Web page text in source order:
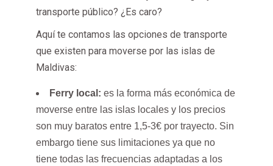
transporte público? ¿Es caro?
Aquí te contamos las opciones de transporte
que existen para moverse por las islas de
Maldivas:
Ferry local: es la forma más económica de
moverse entre las islas locales y los precios
son muy baratos entre 1,5-3€ por trayecto. Sin
embargo tiene sus limitaciones ya que no
tiene todas las frecuencias adaptadas a los